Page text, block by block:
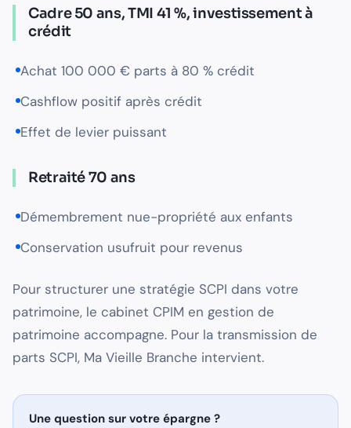
Cadre 50 ans, TMI 41 %, investissement à
crédit
Achat 100 000 € parts à 80 % crédit
Cashflow positif après crédit
Effet de levier puissant
Retraité 70 ans
Démembrement nue-propriété aux enfants
Conservation usufruit pour revenus
Pour structurer une stratégie SCPI dans votre
patrimoine, le cabinet CPIM en gestion de
patrimoine accompagne. Pour la transmission de
parts SCPI, Ma Vieille Branche intervient.
Une question sur votre épargne ?